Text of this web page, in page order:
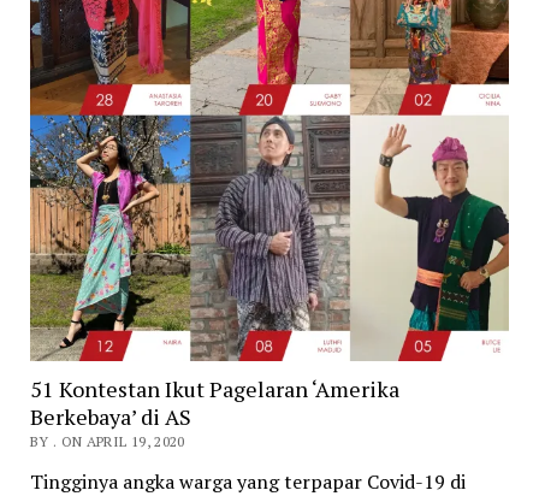
51 Kontestan Ikut Pagelaran ‘Amerika
Berkebaya’ di AS
BY . ON APRIL 19, 2020
Tingginya angka warga yang terpapar Covid-19 di